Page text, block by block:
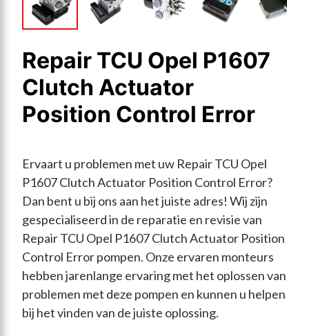
Repair TCU Opel P1607
Clutch Actuator
Position Control Error
Ervaart u problemen met uw Repair TCU Opel
P1607 Clutch Actuator Position Control Error?
Dan bent u bij ons aan het juiste adres! Wij zijn
gespecialiseerd in de reparatie en revisie van
Repair TCU Opel P1607 Clutch Actuator Position
Control Error pompen. Onze ervaren monteurs
hebben jarenlange ervaring met het oplossen van
problemen met deze pompen en kunnen u helpen
bij het vinden van de juiste oplossing.